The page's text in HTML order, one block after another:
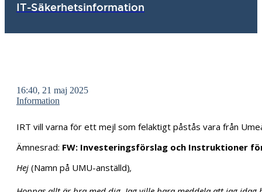
IT-Säkerhetsinformation
16:40, 21 maj 2025
Information
IRT vill varna för ett mejl som felaktigt påstås vara från
Ämnesrad: FW: Investeringsförslag och Instruktioner
Hej (Namn på UMU-anställd),